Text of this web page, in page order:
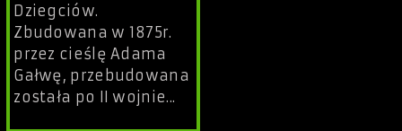
Dziegciów.
Zbudowana w 1875r.
przez cieślę Adama
Gałwę, przebudowana
została po II wojnie...